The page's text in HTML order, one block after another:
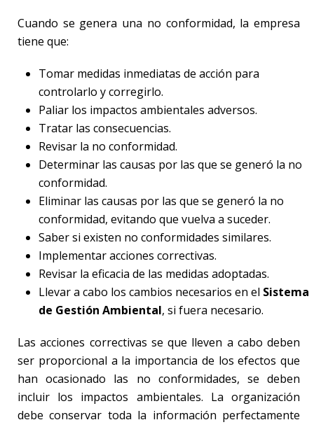
Cuando se genera una no conformidad, la empresa
tiene que:
Tomar medidas inmediatas de acción para
controlarlo y corregirlo.
Paliar los impactos ambientales adversos.
Tratar las consecuencias.
Revisar la no conformidad.
Determinar las causas por las que se generó la no
conformidad.
Eliminar las causas por las que se generó la no
conformidad, evitando que vuelva a suceder.
Saber si existen no conformidades similares.
Implementar acciones correctivas.
Revisar la eficacia de las medidas adoptadas.
Llevar a cabo los cambios necesarios en el Sistema
de Gestión Ambiental, si fuera necesario.
Las acciones correctivas se que lleven a cabo deben
ser proporcional a la importancia de los efectos que
han ocasionado las no conformidades, se deben
incluir los impactos ambientales. La organización
debe conservar toda la información perfectamente